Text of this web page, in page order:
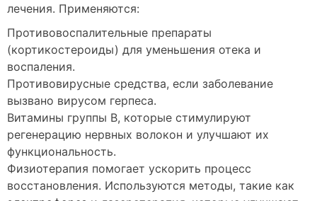
лечения. Применяются:
Противовоспалительные препараты
(кортикостероиды) для уменьшения отека и
воспаления.
Противовирусные средства, если заболевание
вызвано вирусом герпеса.
Витамины группы B, которые стимулируют
регенерацию нервных волокон и улучшают их
функциональность.
Физиотерапия помогает ускорить процесс
восстановления. Используются методы, такие как